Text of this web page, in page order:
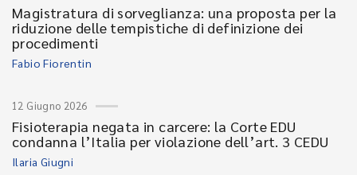
Magistratura di sorveglianza: una proposta per la
riduzione delle tempistiche di definizione dei
procedimenti
Fabio Fiorentin
12 Giugno 2026
Fisioterapia negata in carcere: la Corte EDU
condanna l’Italia per violazione dell’art. 3 CEDU
Ilaria Giugni